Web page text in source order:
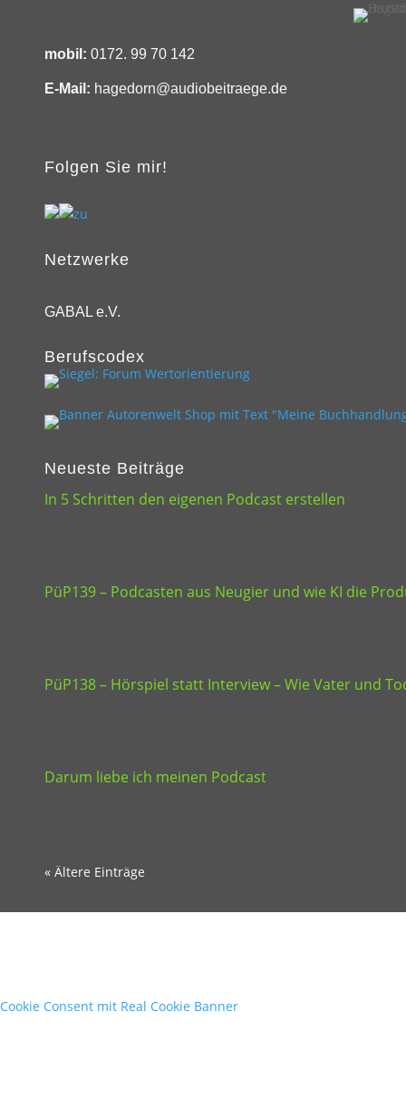
mobil: 0172. 99 70 142
E-Mail: hagedorn@audiobeitraege.de
Folgen Sie mir!
Netzwerke
GABAL e.V.
Berufscodex
Neueste Beiträge
In 5 Schritten den eigenen Podcast erstellen
PüP139 – Podcasten aus Neugier und wie KI die
PüP138 – Hörspiel statt Interview – Wie Vater und
Darum liebe ich meinen Podcast
« Ältere Einträge
Cookie Consent mit Real Cookie Banner